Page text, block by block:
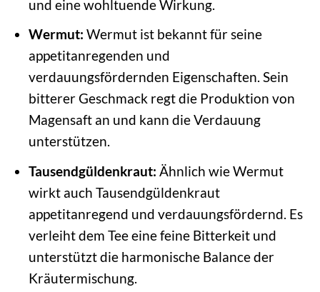
und eine wohltuende Wirkung.
Wermut: Wermut ist bekannt für seine
appetitanregenden und
verdauungsfördernden Eigenschaften. Sein
bitterer Geschmack regt die Produktion von
Magensaft an und kann die Verdauung
unterstützen.
Tausendgüldenkraut: Ähnlich wie Wermut
wirkt auch Tausendgüldenkraut
appetitanregend und verdauungsfördernd. Es
verleiht dem Tee eine feine Bitterkeit und
unterstützt die harmonische Balance der
Kräutermischung.